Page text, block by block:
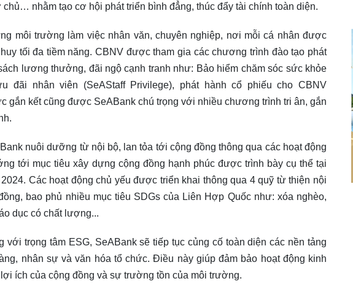
nhằm tạo cơ hội phát triển bình đẳng, thúc đẩy tài chính toàn diện.
môi trường làm việc nhân văn, chuyên nghiệp, nơi mỗi cá nhân được
tối đa tiềm năng. CBNV được tham gia các chương trình đào tạo phát
lương thưởng, đãi ngộ cạnh tranh như: Bảo hiểm chăm sóc sức khỏe
đãi nhân viên (SeAStaff Privilege), phát hành cổ phiếu cho CBNV
gắn kết cũng được SeABank chú trọng với nhiều chương trình tri ân, gắn
nuôi dưỡng từ nội bộ, lan tỏa tới cộng đồng thông qua các hoạt động
tới mục tiêu xây dựng cộng đồng hạnh phúc được trình bày cụ thể tại
Các hoạt động chủ yếu được triển khai thông qua 4 quỹ từ thiện nội
bao phủ nhiều mục tiêu SDGs của Liên Hợp Quốc như: xóa nghèo,
dục có chất lượng...
với trọng tâm ESG, SeABank sẽ tiếp tục củng cố toàn diện các nền tảng
nhân sự và văn hóa tổ chức. Điều này giúp đảm bảo hoạt động kinh
ích của cộng đồng và sự trường tồn của môi trường.